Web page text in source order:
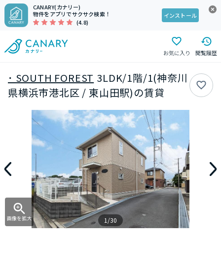
CANARY(カナリー)
物件をアプリでサクサク検索！
(4.8)
インストール
お気に入り 閲覧履歴
･ SOUTH FOREST 3LDK/1階/1(神奈川
県横浜市港北区 / 東山田駅)の賃貸
画像を拡大 1/30